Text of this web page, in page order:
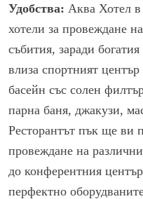
Удобства: Аква Хотел в
хотели за провеждане
събития, заради
влиза спортният
басейн със солен
парна баня, джакузи,
Ресторантът пък ще ви
провеждане на
до конферентния
перфектно